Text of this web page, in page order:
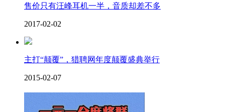
售价只有汪峰耳机一半，音质却差不多
2017-02-02
主打“颠覆”，猎聘网年度颠覆盛典举行
2015-02-07